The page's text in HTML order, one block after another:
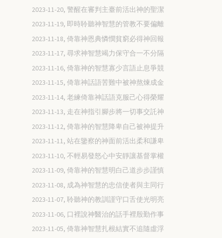
2023-11-20, 警醒在審判主臺前活出神的聖潔
2023-11-19, 即時聆聽神智慧的管教不要偏離
2023-11-18, 倚靠神恩典憐憫貧窮必得神回報
2023-11-17, 尋求神智慧竭力保守合一不分隔
2023-11-16, 倚靠神的智慧寡少言語止息爭競
2023-11-15, 倚靠神話語苦難中被神熬煉成金
2023-11-14, 老練倚靠神話語克服己心得榮耀
2023-11-13, 走在神指引腳步將一切事交託神
2023-11-12, 倚靠神的智慧降卑自己被神提升
2023-11-11, 站在鑒察的神面前活出柔和謙卑
2023-11-10, 不輕易發怒心中安靜讓基督掌權
2023-11-09, 倚靠神的智慧明白己道步步謹慎
2023-11-08, 成為神智慧的忠信使者與主同行
2023-11-07, 聆聽神的教訓謹守口舌使光明亮
2023-11-06, 口裡說神醫治的話手裡殷勤作事
2023-11-05, 倚靠神智慧扎根結實不追隨虛浮